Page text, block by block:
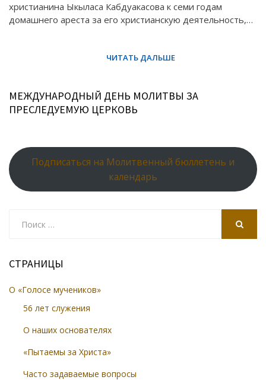
христианина Ыкыласа Кабдуакасова к семи годам
домашнего ареста за его христианскую деятельность,…
МЕЖДУНАРОДНЫЙ ДЕНЬ МОЛИТВЫ ЗА
ПРЕСЛЕДУЕМУЮ ЦЕРКОВЬ
Подписаться на Молитвенный бюллетень и
календарь
СТРАНИЦЫ
О «Голосе мучеников»
56 лет служения
О наших основателях
«Пытаемы за Христа»
Часто задаваемые вопросы